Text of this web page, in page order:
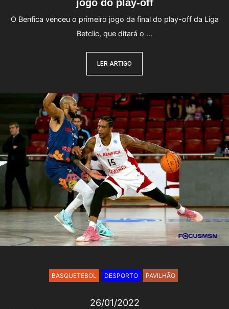
jogo do play-off
O Benfica venceu o primeiro jogo da final do play-off da Liga
Betclic, que ditará o …
LER ARTIGO
26/01/2022
BASQUETEBOL DESPORTO PAVILHÃO